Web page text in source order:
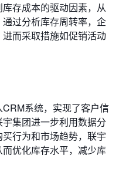
存成本的驱动因素，从
过分析库存周转率，企
而采取措施如促销活动
系统，实现了客户信
集团进一步利用数据分
行为和市场趋势，联宇
优化库存水平，减少库